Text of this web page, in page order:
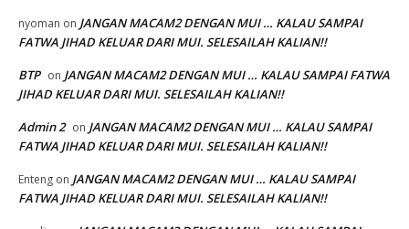
nyoman on JANGAN MACAM2 DENGAN MUI … KALAU SAMPAI
FATWA JIHAD KELUAR DARI MUI. SELESAILAH KALIAN!!
BTP on JANGAN MACAM2 DENGAN MUI … KALAU SAMPAI FATWA
JIHAD KELUAR DARI MUI. SELESAILAH KALIAN!!
Admin 2 on JANGAN MACAM2 DENGAN MUI … KALAU SAMPAI
FATWA JIHAD KELUAR DARI MUI. SELESAILAH KALIAN!!
Enteng on JANGAN MACAM2 DENGAN MUI … KALAU SAMPAI
FATWA JIHAD KELUAR DARI MUI. SELESAILAH KALIAN!!